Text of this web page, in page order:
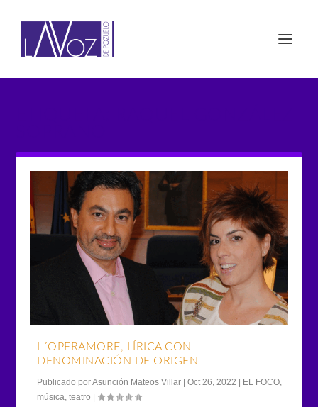
L´OPERAMORE, LÍRICA CON
DENOMINACIÓN DE ORIGEN
Publicado porAsunción Mateos Villar |Oct 26, 2022 | EL FOCO
música ,teatro |